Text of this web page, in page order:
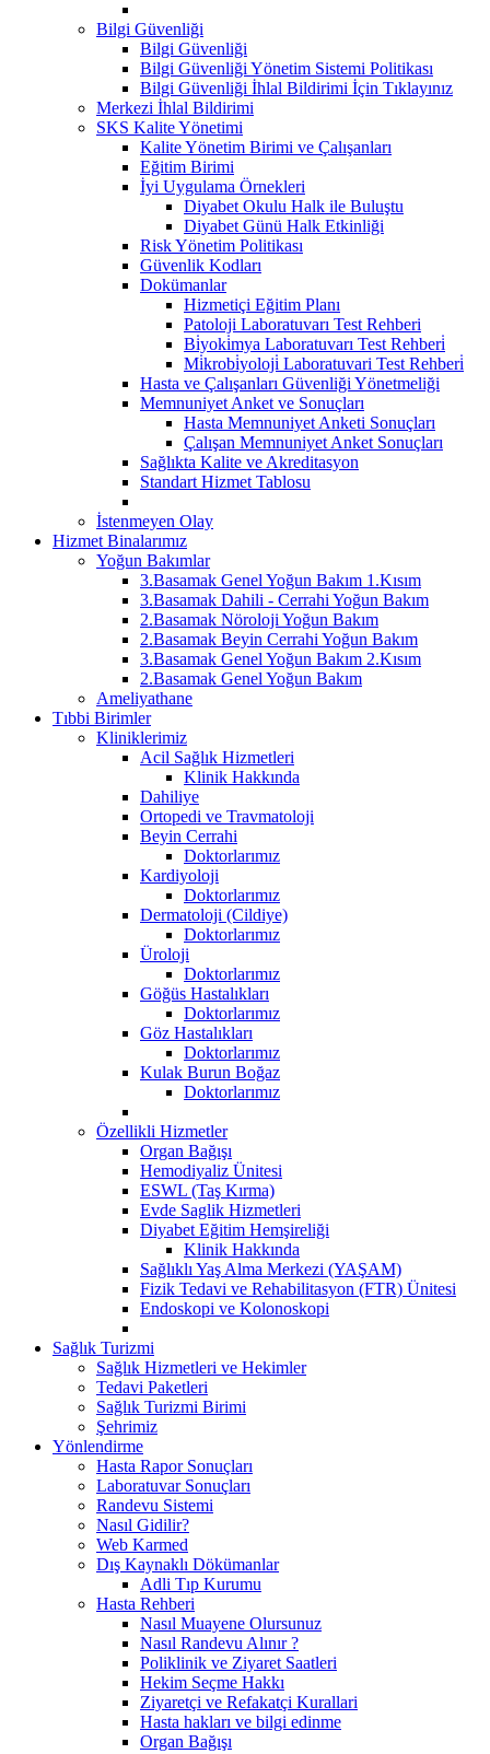
Bilgi Güvenliği
Bilgi Güvenliği
Bilgi Güvenliği Yönetim Sistemi Politikası
Bilgi Güvenliği İhlal Bildirimi İçin Tıklayınız
Merkezi İhlal Bildirimi
SKS Kalite Yönetimi
Kalite Yönetim Birimi ve Çalışanları
Eğitim Birimi
İyi Uygulama Örnekleri
Diyabet Okulu Halk ile Buluştu
Diyabet Günü Halk Etkinliği
Risk Yönetim Politikası
Güvenlik Kodları
Dokümanlar
Hizmetiçi Eğitim Planı
Patoloji Laboratuvarı Test Rehberi
Bi̇yoki̇mya Laboratuvarı Test Rehberi̇
Mi̇krobi̇yoloji̇ Laboratuvari Test Rehberi̇
Hasta ve Çalışanları Güvenliği Yönetmeliği
Memnuniyet Anket ve Sonuçları
Hasta Memnuniyet Anketi Sonuçları
Çalışan Memnuniyet Anket Sonuçları
Sağlıkta Kalite ve Akreditasyon
Standart Hizmet Tablosu
İstenmeyen Olay
Hizmet Binalarımız
Yoğun Bakımlar
3.Basamak Genel Yoğun Bakım 1.Kısım
3.Basamak Dahili - Cerrahi Yoğun Bakım
2.Basamak Nöroloji Yoğun Bakım
2.Basamak Beyin Cerrahi Yoğun Bakım
3.Basamak Genel Yoğun Bakım 2.Kısım
2.Basamak Genel Yoğun Bakım
Ameliyathane
Tıbbi Birimler
Kliniklerimiz
Acil Sağlık Hizmetleri
Klinik Hakkında
Dahiliye
Ortopedi ve Travmatoloji
Beyin Cerrahi
Doktorlarımız
Kardiyoloji
Doktorlarımız
Dermatoloji (Cildiye)
Doktorlarımız
Üroloji
Doktorlarımız
Göğüs Hastalıkları
Doktorlarımız
Göz Hastalıkları
Doktorlarımız
Kulak Burun Boğaz
Doktorlarımız
Özellikli Hizmetler
Organ Bağışı
Hemodiyaliz Ünitesi
ESWL (Taş Kırma)
Evde Saglik Hizmetleri
Diyabet Eğitim Hemşireliği
Klinik Hakkında
Sağlıklı Yaş Alma Merkezi (YAŞAM)
Fizik Tedavi ve Rehabilitasyon (FTR) Ünitesi
Endoskopi ve Kolonoskopi
Sağlık Turizmi
Sağlık Hizmetleri ve Hekimler
Tedavi Paketleri
Sağlık Turizmi Birimi
Şehrimiz
Yönlendirme
Hasta Rapor Sonuçları
Laboratuvar Sonuçları
Randevu Sistemi
Nasıl Gidilir?
Web Karmed
Dış Kaynaklı Dökümanlar
Adli Tıp Kurumu
Hasta Rehberi
Nasıl Muayene Olursunuz
Nasıl Randevu Alınır ?
Poliklinik ve Ziyaret Saatleri
Hekim Seçme Hakkı
Ziyaretçi ve Refakatçi Kurallari
Hasta hakları ve bilgi edinme
Organ Bağışı